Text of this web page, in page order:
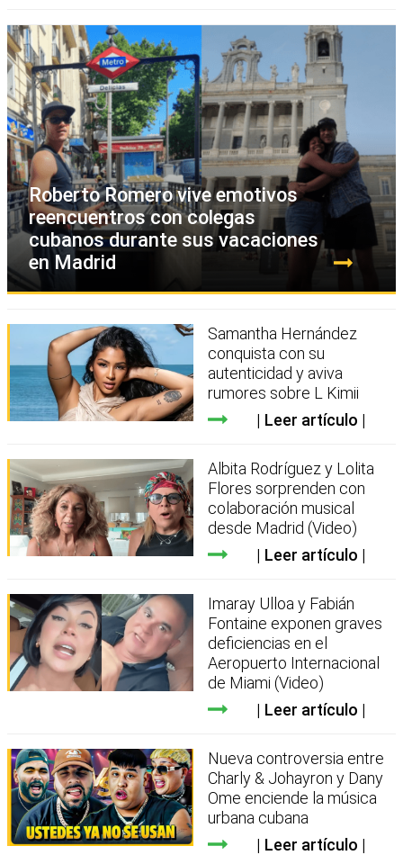
Roberto Romero vive emotivos
reencuentros con colegas
cubanos durante sus vacaciones
en Madrid
Samantha Hernández
conquista con su
autenticidad y aviva
rumores sobre L Kimii
Leer artículo
Albita Rodríguez y Lolita
Flores sorprenden con
colaboración musical
desde Madrid (Video)
Leer artículo
Imaray Ulloa y Fabián
Fontaine exponen graves
deficiencias en el
Aeropuerto Internacional
de Miami (Video)
Leer artículo
Nueva controversia entre
Charly & Johayron y Dany
Ome enciende la música
urbana cubana
Leer artículo